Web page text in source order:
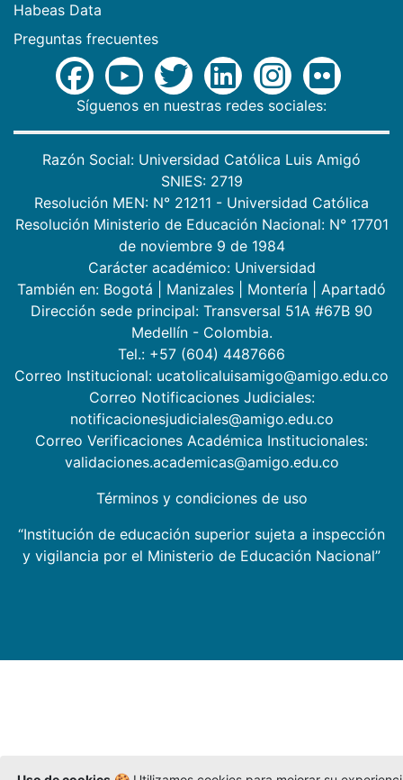
Habeas Data
Preguntas frecuentes
Síguenos en nuestras redes sociales:
Razón Social: Universidad Católica Luis Amigó
SNIES: 2719
Resolución MEN: N° 21211 - Universidad Católica
Resolución Ministerio de Educación Nacional: N° 17701
de noviembre 9 de 1984
Carácter académico: Universidad
También en: Bogotá Manizales Montería
Apartadó
Dirección sede principal: Transversal 51A #67B 90
Medellín - Colombia.
Tel.: +57 (604) 4487666
Correo Institucional: ucatolicaluisamigo@amigo.edu.co
Correo Notificaciones Judiciales:
notificacionesjudiciales@amigo.edu.co
Correo Verificaciones Académica Institucionales:
validaciones.academicas@amigo.edu.co
Términos y condiciones de uso
“Institución de educación superior sujeta a inspección
y vigilancia por el Ministerio de Educación Nacional”